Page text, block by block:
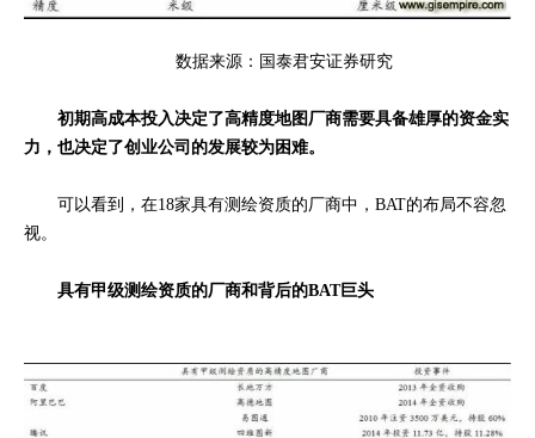
数据来源：国泰君安证券研究
初期高成本投入决定了高精度地图厂商需要具备雄厚的资金实
力，也决定了创业公司的发展较为困难。
可以看到，在18家具有测绘资质的厂商中，BAT的布局不容忽
视。
具有甲级测绘资质的厂商和背后的BAT巨头